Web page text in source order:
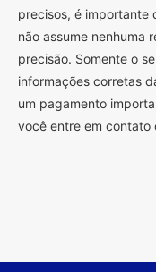
precisos, é importante
não assume nenhuma
precisão. Somente o
informações corretas
um pagamento
você entre em contato